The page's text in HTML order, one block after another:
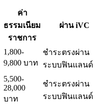
ค่า
ธรรมเนียม
ราชการ
ผ่าน iVC
1,800-
9,800 บาท
ชำระตรงผ่าน
ระบบฟินแลนด์
5,500-
28,000
บาท
ชำระตรงผ่าน
ระบบฟินแลนด์